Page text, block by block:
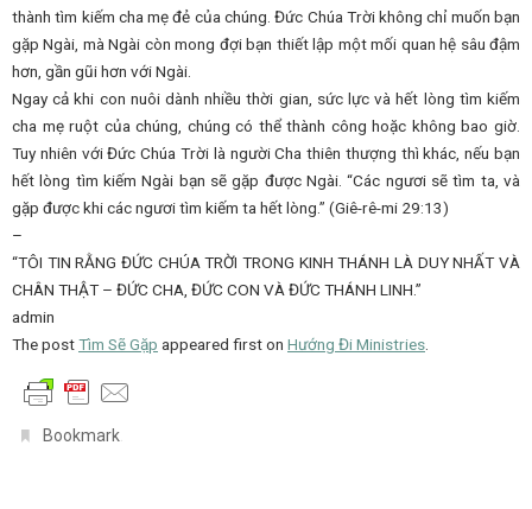
thành tìm kiếm cha mẹ đẻ của chúng. Đức Chúa Trời không chỉ muốn bạn
gặp Ngài, mà Ngài còn mong đợi bạn thiết lập một mối quan hệ sâu đậm
hơn, gần gũi hơn với Ngài.
Ngay cả khi con nuôi dành nhiều thời gian, sức lực và hết lòng tìm kiếm
cha mẹ ruột của chúng, chúng có thể thành công hoặc không bao giờ.
Tuy nhiên với Đức Chúa Trời là người Cha thiên thượng thì khác, nếu bạn
hết lòng tìm kiếm Ngài bạn sẽ gặp được Ngài. “Các ngươi sẽ tìm ta, và
gặp được khi các ngươi tìm kiếm ta hết lòng.” (Giê-rê-mi 29:13)
–
“TÔI TIN RẰNG ĐỨC CHÚA TRỜI TRONG KINH THÁNH LÀ DUY NHẤT VÀ
CHÂN THẬT – ĐỨC CHA, ĐỨC CON VÀ ĐỨC THÁNH LINH.”
admin
The postTìm Sẽ Gặp appeared first on Hướng Đi Ministries
Bookmark